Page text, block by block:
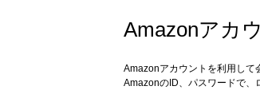
Amazonアカ
Amazonアカウントを利用して
AmazonのID、パスワードで、